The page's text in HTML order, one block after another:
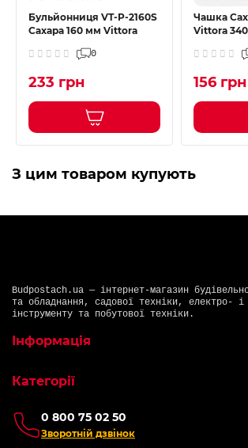
Бульйонниця VT-P-2160S
Сахара 160 мм Vittora
0
233 грн
Чашка
Vittora
156 грн
З цим товаром купують
Budpostach.ua — інтернет-магазин
та обладнання, садової техніки, електро- і
інструменту та побутової техніки.
0 800 75 02 50
Зворотній дзвінок
Інформація
Категорії